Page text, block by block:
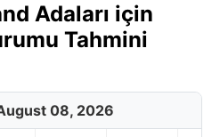
Adaları için
Tahmini
08, 2026